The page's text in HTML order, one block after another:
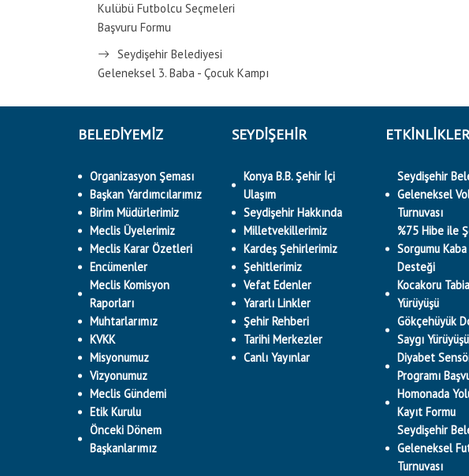
Kulübü Futbolcu Seçmeleri
Başvuru Formu
Seydişehir Belediyesi
Geleneksel 3. Baba - Çocuk Kampı
BELEDİYEMİZ
Organizasyon Şeması
Başkan Yardımcılarımız
Birim Müdürlerimiz
Meclis Üyelerimiz
Meclis Karar Özetleri
Encümenler
Meclis Komisyon
Raporları
Muhtarlarımız
KVKK
Misyonumuz
Vizyonumuz
Meclis Gündemi
Etik Kurulu
Önceki Dönem
Başkanlarımız
SEYDİŞEHİR
Konya B.B. Şehir İçi
Ulaşım
Seydişehir Hakkında
Milletvekillerimiz
Kardeş Şehirlerimiz
Şehitlerimiz
Vefat Edenler
Yararlı Linkler
Şehir Rehberi
Tarihi Merkezler
Canlı Yayınlar
ETKINLIKLER
Seydişehir
Geleneksel
Turnuvası
%75 Hibe ile
Sorgumu Kaba
Desteği
Kocakoru
Yürüyüşü
Gökçehüyük
Saygı Yürüyüşü
Diyabet
Programı
Homonada
Kayıt Formu
Seydişehir
Geleneksel
Turnuvası